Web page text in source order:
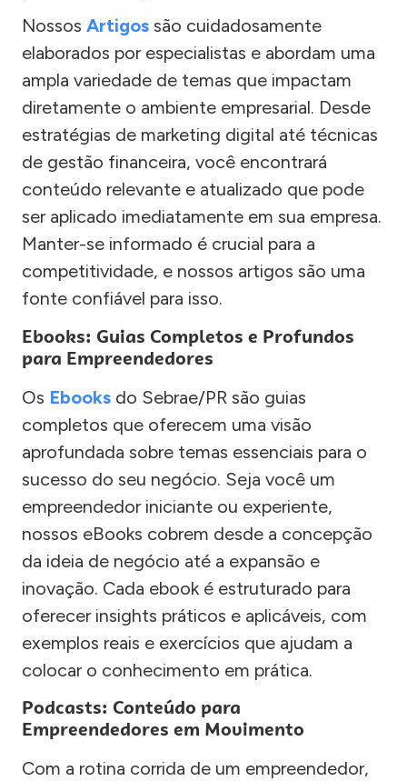
Nossos Artigos são cuidadosamente
elaborados por especialistas e abordam uma
ampla variedade de temas que impactam
diretamente o ambiente empresarial. Desde
estratégias de marketing digital até técnicas
de gestão financeira, você encontrará
conteúdo relevante e atualizado que pode
ser aplicado imediatamente em sua empresa.
Manter-se informado é crucial para a
competitividade, e nossos artigos são uma
fonte confiável para isso.
Ebooks: Guias Completos e Profundos
para Empreendedores
Os Ebooks do Sebrae/PR são guias
completos que oferecem uma visão
aprofundada sobre temas essenciais para o
sucesso do seu negócio. Seja você um
empreendedor iniciante ou experiente,
nossos eBooks cobrem desde a concepção
da ideia de negócio até a expansão e
inovação. Cada ebook é estruturado para
oferecer insights práticos e aplicáveis, com
exemplos reais e exercícios que ajudam a
colocar o conhecimento em prática.
Podcasts: Conteúdo para
Empreendedores em Movimento
Com a rotina corrida de um empreendedor,